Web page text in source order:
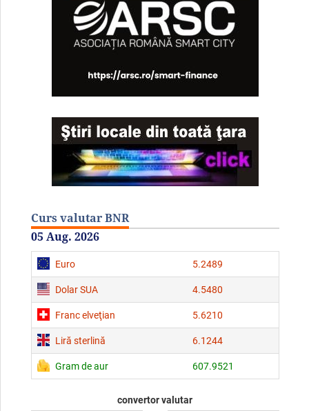
Curs valutar BNR
05 Aug. 2026
Euro 5.2489
Dolar SUA 4.5480
Franc elveţian 5.6210
Liră sterlină 6.1244
Gram de aur 607.9521
convertor valutar